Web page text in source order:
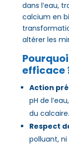
dans l’eau,
calcium en
altérer les
efficace
Action
pH de
du calcaire.
Respect
polluant,